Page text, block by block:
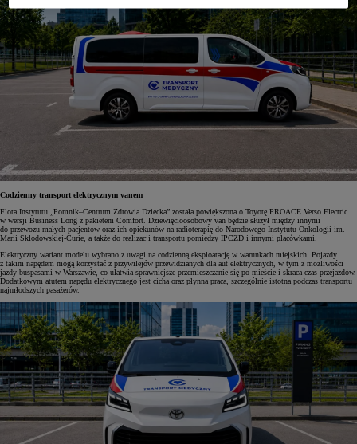
Codzienny transport elektrycznym vanem
Flota Instytutu „Pomnik–Centrum Zdrowia Dziecka” została powiększona o Toyotę PROACE Verso Electric
w wersji Business Long z pakietem Comfort. Dziewięcioosobowy van będzie służył między innymi
do przewozu małych pacjentów oraz ich opiekunów na radioterapię do Narodowego Instytutu Onkologii im.
Marii Skłodowskiej-Curie, a także do realizacji transportu pomiędzy IPCZD i innymi placówkami.
Elektryczny wariant modelu wybrano z uwagi na codzienną eksploatację w warunkach miejskich. Pojazdy
z takim napędem mogą korzystać z przywilejów przewidzianych dla aut elektrycznych, w tym z możliwości
jazdy buspasami w Warszawie, co ułatwia sprawniejsze przemieszczanie się po mieście i skraca czas przejazdów.
Dodatkowym atutem napędu elektrycznego jest cicha oraz płynna praca, szczególnie istotna podczas transportu
najmłodszych pasażerów.